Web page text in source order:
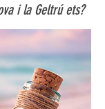
i la Geltrú ets?